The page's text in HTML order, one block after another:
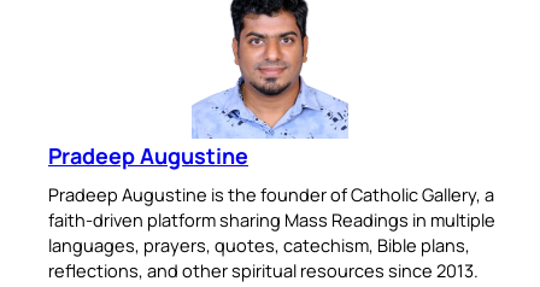
Pradeep Augustine
Pradeep Augustine is the founder of Catholic Gallery, a
faith-driven platform sharing Mass Readings in multiple
languages, prayers, quotes, catechism, Bible plans,
reflections, and other spiritual resources since 2013.